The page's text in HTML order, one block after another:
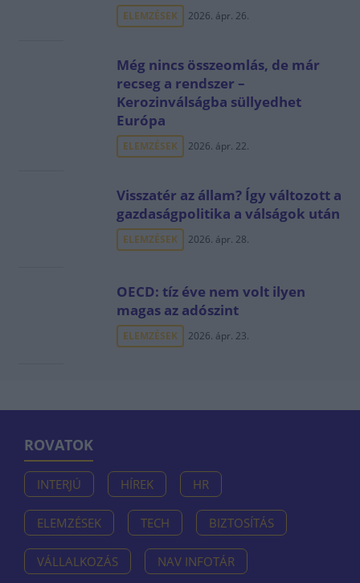
ELEMZÉSEK 2026. ápr. 26.
Még nincs összeomlás, de már
recseg a rendszer –
Kerozinválságba süllyedhet
Európa
ELEMZÉSEK 2026. ápr. 22.
Visszatér az állam? Így változott a
gazdaságpolitika a válságok után
ELEMZÉSEK 2026. ápr. 28.
OECD: tíz éve nem volt ilyen
magas az adószint
ELEMZÉSEK 2026. ápr. 23.
ROVATOK
INTERJÚ HÍREK HR
ELEMZÉSEK TECH BIZTOSÍTÁS
VÁLLALKOZÁS NAV INFOTÁR